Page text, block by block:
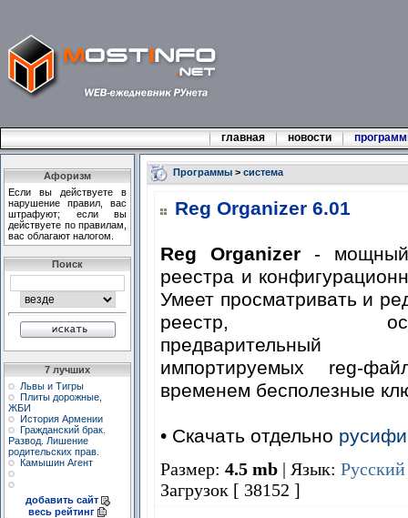
главная новости
Афоризм
Если вы действуете в
нарушение правил, вас
штрафуют; если вы
действуете по правилам,
вас облагают налогом.
Поиск
7 лучших
Львы и Тигры
Плиты дорожные,
ЖБИ
История Армении
Гражданский брак.
Развод. Лишение
родительских прав.
Камышин Агент
добавить сайт
весь рейтинг
Программы> система
Reg Organizer 6.01
Reg Organizer -
реестра и
Умеет просматривать и
реестр,
предварительный
импортируемых reg-
временем бесполезные
• Скачать отдельно
Размер:4.5 mb | Язык:Русский
Загрузок [ 38152 ]